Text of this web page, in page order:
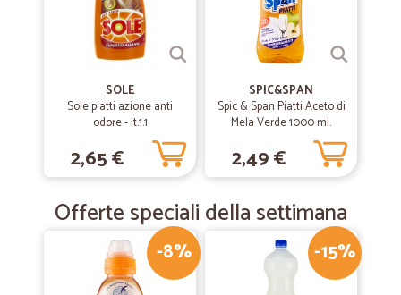
SOLE
Sole piatti azione anti
odore - lt.1.1
2,65 €
SPIC&SPAN
Spic & Span Piatti Aceto di
Mela Verde 1000 ml.
2,49 €
Offerte speciali della settimana
-8% -15%